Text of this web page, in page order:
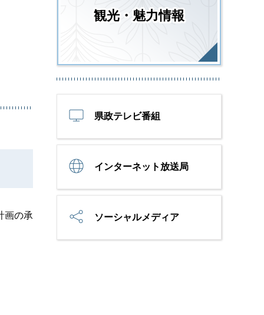
画の承
観光・魅力情報
県政テレビ番組
インターネット放送局
ソーシャルメディア